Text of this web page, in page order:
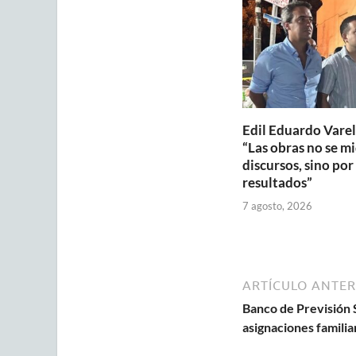
p
p
o
k
Edil Eduardo
“Las obras no se
discursos, sino por
resultados”
7 agosto, 2026
ARTÍCULO
Banco de Previsión
asignaciones